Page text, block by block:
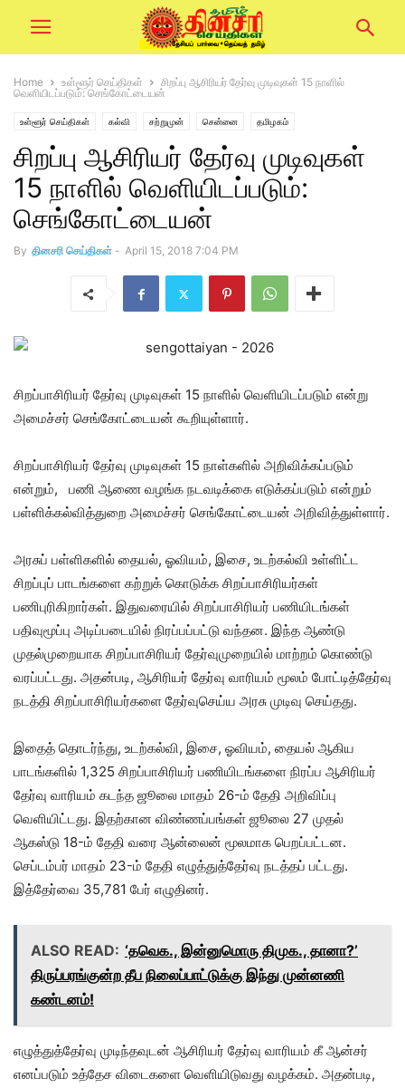
Home உள்ளூர் செய்திகள்
சிறப்பு ஆசிரியர் தேர்வு முடிவுகள் 15 நாளில்
வெளியிடப்படும்: செங்கோட்டையன்
உள்ளூர் செய்திகள் கல்வி சற்றுமுன் சென்னை தமிழகம்
சிறப்பு ஆசிரியர் தேர்வு முடிவுகள்
15 நாளில் வெளியிடப்படும்:
செங்கோட்டையன்
By தினசரி செய்திகள் - April 15, 2018 7:04 PM
சிறப்பாசிரியர் தேர்வு முடிவுகள் 15 நாளில் வெளியிடப்படும் என்று
அமைச்சர் செங்கோட்டையன் கூறியுள்ளார்.
சிறப்பாசிரியர் தேர்வு முடிவுகள் 15 நாள்களில் அறிவிக்கப்படும்
என்றும், பணி ஆணை வழங்க நடவடிக்கை எடுக்கப்படும் என்றும்
பள்ளிக்கல்வித்துறை அமைச்சர் செங்கோட்டையன் அறிவித்துள்ளார்.
அரசுப் பள்ளிகளில் தையல், ஓவியம், இசை, உடற்கல்வி உள்ளிட்ட
சிறப்புப் பாடங்களை கற்றுக் கொடுக்க சிறப்பாசிரியர்கள்
பணிபுரிகிறார்கள். இதுவரையில் சிறப்பாசிரியர் பணியிடங்கள்
பதிவுமூப்பு அடிப்படையில் நிரப்பப்பட்டு வந்தன. இந்த ஆண்டு
முதல்முறையாக சிறப்பாசிரியர் தேர்வுமுறையில் மாற்றம் கொண்டு
வரப்பட்டது. அதன்படி, ஆசிரியர் தேர்வு வாரியம் மூலம் போட்டித்தேர்வு
நடத்தி சிறப்பாசிரியர்களை தேர்வுசெய்ய அரசு முடிவு செய்தது.
இதைத் தொடர்ந்து, உடற்கல்வி, இசை, ஓவியம், தையல் ஆகிய
பாடங்களில் 1,325 சிறப்பாசிரியர் பணியிடங்களை நிரப்ப ஆசிரியர்
தேர்வு வாரியம் கடந்த ஜூலை மாதம் 26-ம் தேதி அறிவிப்பு
வெளியிட்டது. இதற்கான விண்ணப்பங்கள் ஜூலை 27 முதல்
ஆகஸ்டு 18-ம் தேதி வரை ஆன்லைன் மூலமாக பெறப்பட்டன.
செப்டம்பர் மாதம் 23-ம் தேதி எழுத்துத்தேர்வு நடத்தப் பட்டது.
இத்தேர்வை 35,781 பேர் எழுதினர்.
ALSO READ: ‘தவெக., இன்னுமொரு திமுக., தானா?’
திருப்பரங்குன்ற தீப நிலைப்பாட்டுக்கு இந்து முன்னணி
கண்டனம்!
எழுத்துத்தேர்வு முடிந்தவுடன் ஆசிரியர் தேர்வு வாரியம் கீ ஆன்சர்
எனப்படும் உத்தேச விடைகளை வெளியிடுவது வழக்கம். அதன்படி,